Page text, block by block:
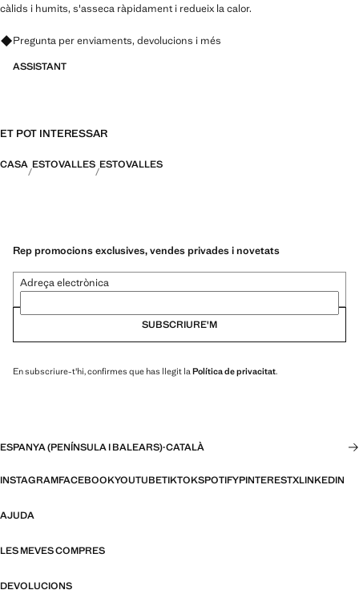
càlids i humits, s'asseca ràpidament i redueix la calor.
Pregunta per enviaments, devolucions i més
ASSISTANT
ET POT INTERESSAR
CASA ESTOVALLES ESTOVALLES
Rep promocions exclusives, vendes privades i novetats
Adreça electrònica
SUBSCRIURE'M
En subscriure-t'hi, confirmes que has llegit laPolítica de privacitat.
ESPANYA (PENÍNSULA I BALEARS)·CATALÀ
INSTAGRAMFACEBOOKYOUTUBETIKTOKSPOTIFYPINTERESTXLINKEDIN
AJUDA
LES MEVES COMPRES
DEVOLUCIONS